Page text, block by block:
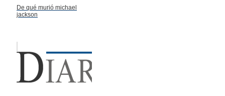
De qué murió michael
jackson